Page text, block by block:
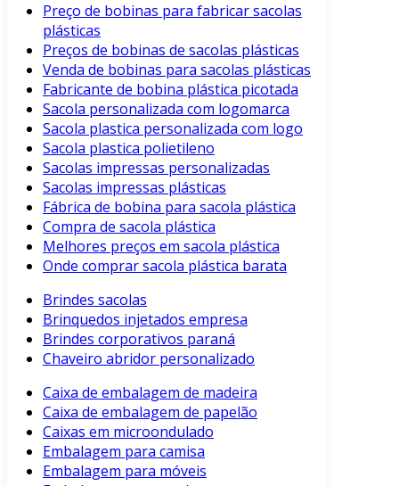
Preço de bobinas para fabricar sacolas
plásticas
Preços de bobinas de sacolas plásticas
Venda de bobinas para sacolas plásticas
Fabricante de bobina plástica picotada
Sacola personalizada com logomarca
Sacola plastica personalizada com logo
Sacola plastica polietileno
Sacolas impressas personalizadas
Sacolas impressas plásticas
Fábrica de bobina para sacola plástica
Compra de sacola plástica
Melhores preços em sacola plástica
Onde comprar sacola plástica barata
Brindes sacolas
Brinquedos injetados empresa
Brindes corporativos paraná
Chaveiro abridor personalizado
Caixa de embalagem de madeira
Caixa de embalagem de papelão
Caixas em microondulado
Embalagem para camisa
Embalagem para móveis